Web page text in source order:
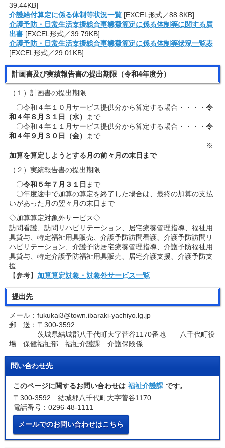
39.44KB]
介護給付算定に係る体制等状況一覧[EXCEL形式／88.8KB]
介護予防・日常生活支援総合事業費算定に係る体制等に関する届
出書[EXCEL形式／39.79KB]
介護予防・日常生活支援総合事業費算定に係る体制等状況一覧表
[EXCEL形式／29.01KB]
計画書及び実績報告書の提出期限（令和4年度分）
（１）計画書の提出期限
〇令和４年１０月サービス提供分から算定する場合・・・・ 令
和４年８月３１日（水）
まで
〇令和４年１１月サービス提供分から算定する場合・・・・ 令
和４年９月３０日（金）
まで
※
加算を算定しようとする月の前々月の末日まで
（２）実績報告書の提出期限
〇令和５年７月３１日 まで
〇年度途中で加算の算定を終了した場合は、最終の加算の支払
いがあった月の翌々月の末日まで
◇加算算定対象外サービス◇
訪問看護、訪問リハビリテーション、居宅療養管理指導、福祉用
具貸与、特定福祉用具販売、介護予防訪問看護、介護予防訪問リ
ハビリテーション、介護予防居宅療養管理指導、介護予防福祉用
具貸与、特定介護予防福祉用具販売、居宅介護支援、介護予防支
援
【参考】 加算算定対象・対象外サービス一覧
提出先
メール：fukukai3@town.ibaraki-yachiyo.lg.jp
郵 送：〒300-3592
茨城県結城郡八千代町大字菅谷1170番地 八千代町役
場 保健福祉部 福祉介護課 介護保険係
問い合わせ先
このページに関するお問い合わせは 福祉介護課 です。
〒300-3592 結城郡八千代町大字菅谷1170
電話番号：0296-48-1111
メールでのお問い合わせはこちら